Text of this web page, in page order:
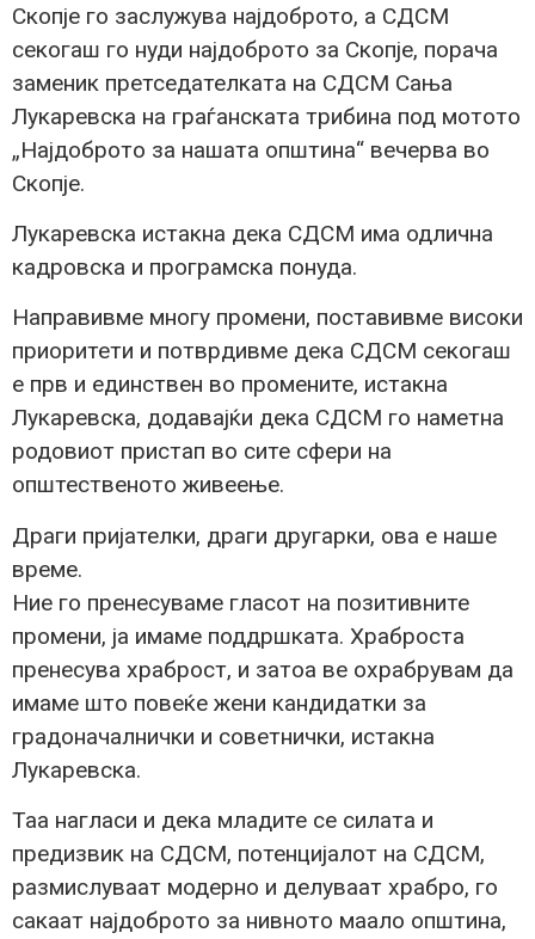
Скопје го заслужува најдоброто, а СДСМ
секогаш го нуди најдоброто за Скопје, порача
заменик претседателката на СДСМ Сања
Лукаревска на граѓанската трибина под мотото
„Најдоброто за нашата општина“ вечерва во
Скопје.
Лукаревска истакна дека СДСМ има одлична
кадровска и програмска понуда.
Направивме многу промени, поставивме високи
приоритети и потврдивме дека СДСМ секогаш
е прв и единствен во промените, истакна
Лукаревска, додавајќи дека СДСМ го наметна
родовиот пристап во сите сфери на
општественото живеење.
Драги пријателки, драги другарки, ова е наше
време.
Ние го пренесуваме гласот на позитивните
промени, ја имаме поддршката. Храброста
пренесува храброст, и затоа ве охрабрувам да
имаме што повеќе жени кандидатки за
градоначалнички и советнички, истакна
Лукаревска.
Таа нагласи и дека младите се силата и
предизвик на СДСМ, потенцијалот на СДСМ,
размислуваат модерно и делуваат храбро, го
сакаат најдоброто за нивното маало општина,